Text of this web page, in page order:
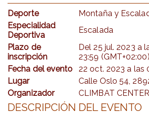
Deporte
Montaña y
Especialidad
Deportiva
Escalada
Plazo de
inscripción
Del 25 jul. 2023 a
23:59 (GMT+02:00)
Fecha del evento
22 oct. 2023 a las
Lugar
Calle Oslo 54,
Organizador
CLIMBAT
DESCRIPCIÓN DEL EVENTO